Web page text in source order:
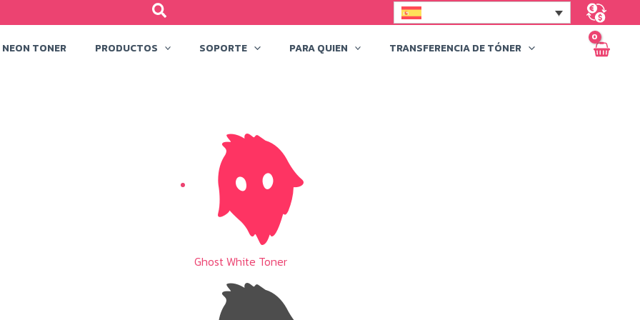
NEON TONER PRODUCTOS SOPORTE PARA QUIEN
TRANSFERENCIA DE TÓNER
Ghost White Toner